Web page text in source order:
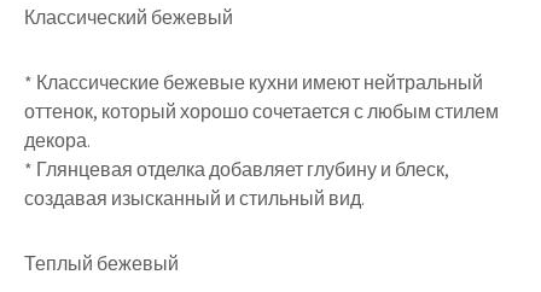
Классический бежевый
* Классические бежевые кухни имеют нейтральный
оттенок, который хорошо сочетается с любым стилем
декора.
* Глянцевая отделка добавляет глубину и блеск,
создавая изысканный и стильный вид.
Теплый бежевый